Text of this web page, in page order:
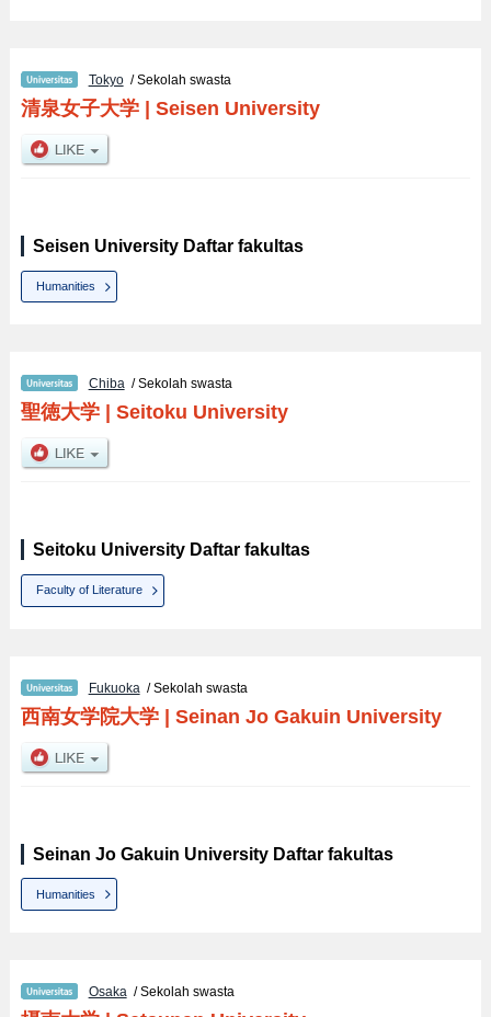
Tokyo/ Sekolah swasta
清泉女子大学| Seisen University
Seisen University Daftar fakultas
Humanities
Chiba/ Sekolah swasta
聖徳大学| Seitoku University
Seitoku University Daftar fakultas
Faculty of Literature
Fukuoka / Sekolah swasta
西南女学院大学| Seinan Jo Gakuin University
Seinan Jo Gakuin University Daftar fakultas
Humanities
Osaka/ Sekolah swasta